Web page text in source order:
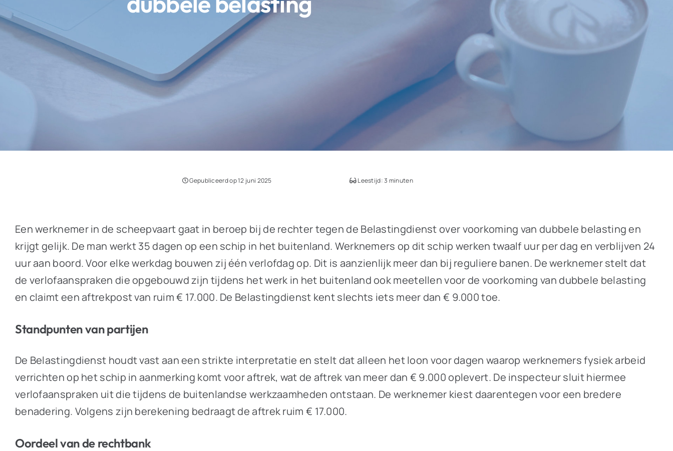
Gepubliceerd op 12 juni 2025 Leestijd: 3 minuten
Een werknemer in de scheepvaart gaat in beroep bij de rechter tegen de Belastingdienst over voorkoming van dubbele belasting en
krijgt gelijk. De man werkt 35 dagen op een schip in het buitenland. Werknemers op dit schip werken twaalf uur per dag en verblijven 24
uur aan boord. Voor elke werkdag bouwen zij één verlofdag op. Dit is aanzienlijk meer dan bij reguliere banen. De werknemer stelt dat
de verlofaanspraken die opgebouwd zijn tijdens het werk in het buitenland ook meetellen voor de voorkoming van dubbele belasting
en claimt een aftrekpost van ruim € 17.000. De Belastingdienst kent slechts iets meer dan € 9.000 toe.
Standpunten van partijen
De Belastingdienst houdt vast aan een strikte interpretatie en stelt dat alleen het loon voor dagen waarop werknemers fysiek arbeid
verrichten op het schip in aanmerking komt voor aftrek, wat de aftrek van meer dan € 9.000 oplevert. De inspecteur sluit hiermee
verlofaanspraken uit die tijdens de buitenlandse werkzaamheden ontstaan. De werknemer kiest daarentegen voor een bredere
benadering. Volgens zijn berekening bedraagt de aftrek ruim € 17.000.
Oordeel van de rechtbank